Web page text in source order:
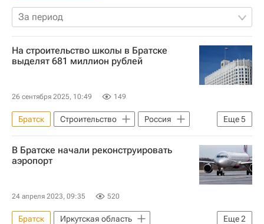
За период
На строительство школы в Братске
выделят 681 миллион рублей
26 сентября 2025, 10:49 149
Еще5
Братск Строительство
Россия
Иркутская область
Михаил Мишустин
Школы
Инфраструктура
В Братске начали реконструировать
аэропорт
24 апреля 2023, 09:35 520
Еще2
Братск
Иркутская область